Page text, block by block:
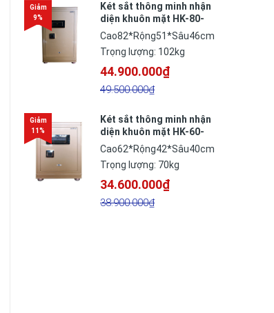
Két sắt thông minh nhận
diện khuôn mặt HK-80-
BR
Cao82*Rộng51*Sâu46cm
Trọng lượng: 102kg
44.900.000₫
49.500.000₫
Két sắt thông minh nhận
diện khuôn mặt HK-60-
BR
Cao62*Rộng42*Sâu40cm
Trọng lượng: 70kg
34.600.000₫
38.900.000₫